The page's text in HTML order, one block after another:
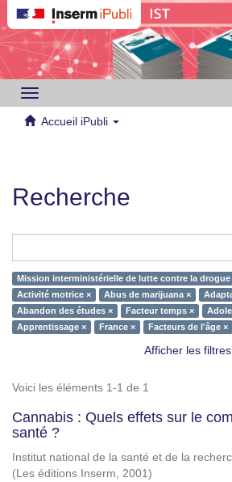
Toggle
navigation
Accueil iPubli
Recherche
Mission interministérielle de lutte contre la
Activité motrice ×
Abus de marijuana ×
Abandon des études ×
Facteur temps ×
Apprentissage ×
France × Facteurs de l'âge ×
Afficher les
Voici les éléments 1-1 de 1
Cannabis : Quels effets sur le
santé ?
Institut national de la santé et de la
(Les éditions Inserm, 2001)